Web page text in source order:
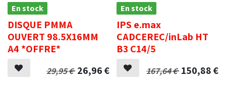
En stock
DISQUE PMMA
OUVERT 98.5X16MM
A4 *OFFRE*
29,95€ 26,96€
En stock
IPS e.max
CADCEREC/inLab HT
B3 C14/5
167,64€ 150,88€